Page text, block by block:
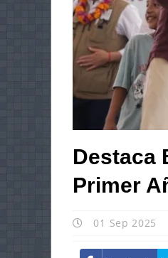
Destaca
Primer
01 Sep 2025